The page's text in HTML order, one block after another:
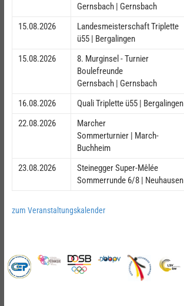
Gernsbach | Gernsbach
15.08.2026
Landesmeisterschaft Triplette
ü55 | Bergalingen
15.08.2026
8. Murginsel - Turnier
Boulefreunde
Gernsbach | Gernsbach
16.08.2026
Quali Triplette ü55 | Bergalingen
22.08.2026
Marcher
Sommerturnier | March-
Buchheim
23.08.2026
Steinegger Super-Mêlée
Sommerrunde 6/8 | Neuhausen
zum Veranstaltungskalender